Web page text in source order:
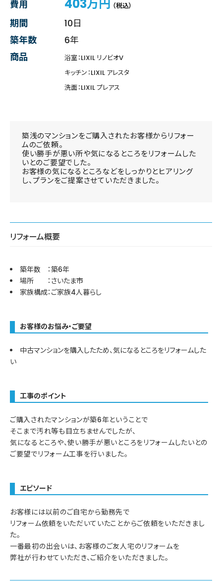
費用 403万円 （税込）
期間
10日
築年数
6年
商品
浴室：LIXIL リノビオV
キッチン：LIXIL アレスタ
洗面：LIXIL プレアス
築浅のマンションをご購入されたお客様からリフォー
ムのご依頼。
使い勝手が悪い所や気になるところをリフォームした
いとのご要望でした。
お客様の気になるところなどをしっかりとヒアリング
し、プランをご提案させていただきました。
リフォーム概要
築年数 ：築6年
場所 ：さいたま市
家族構成：ご家族4人暮らし
お客様のお悩み・ご要望
中古マンションを購入したため、気になるところをリフォームした
い
工事のポイント
ご購入されたマンションが築6年ということで
そこまで汚れ等も目立ちませんでしたが、
気になるところや、使い勝手が悪いところをリフォームしたいとの
ご要望でリフォーム工事を行いました。
エピソード
お客様には以前のご自宅から勤務先で
リフォーム依頼をいただいていたことからご依頼をいただきまし
た。
一番最初の出会いは、お客様のご友人宅のリフォームを
弊社が行わせていただき、ご紹介をいただきました。